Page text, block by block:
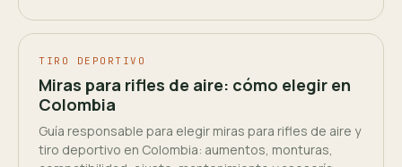
TIRO DEPORTIVO
Miras para rifles de aire: cómo elegir en
Colombia
Guía responsable para elegir miras para rifles de aire y
tiro deportivo en Colombia: aumentos, monturas,